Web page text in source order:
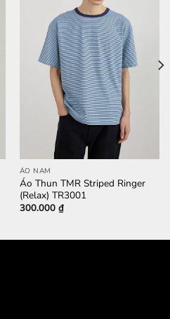
ÁO NAM
Áo Thun TMR Striped Ringer
(Relax) TR3001
300.000 ₫